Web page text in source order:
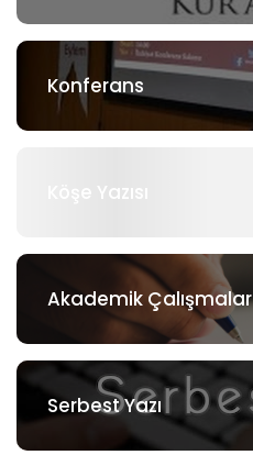
Konferans
Köşe Yazısı
Akademik Çalışmalar
Serbest Yazı